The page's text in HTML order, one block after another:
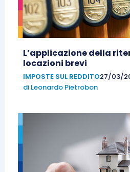
L’applicazione della
locazioni brevi
IMPOSTE SUL REDDITO27/03/
di Leonardo Pietrobon